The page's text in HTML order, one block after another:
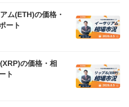
ム(ETH)の価格・
ート
の価格・相
ト